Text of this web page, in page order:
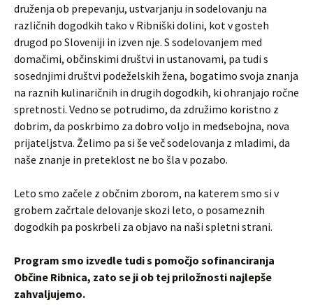
druženja ob prepevanju, ustvarjanju in sodelovanju na
različnih dogodkih tako v Ribniški dolini, kot v gosteh
drugod po Sloveniji in izven nje. S sodelovanjem med
domačimi, občinskimi društvi in ustanovami, pa tudi s
sosednjimi društvi podeželskih žena, bogatimo svoja znanja
na raznih kulinaričnih in drugih dogodkih, ki ohranjajo ročne
spretnosti. Vedno se potrudimo, da združimo koristno z
dobrim, da poskrbimo za dobro voljo in medsebojna, nova
prijateljstva. Želimo pa si še več sodelovanja z mladimi, da
naše znanje in preteklost ne bo šla v pozabo.
Leto smo začele z občnim zborom, na katerem smo si v
grobem začrtale delovanje skozi leto, o posameznih
dogodkih pa poskrbeli za objavo na naši spletni strani.
Program smo izvedle tudi s pomočjo sofinanciranja
Občine Ribnica, zato se ji ob tej priložnosti najlepše
zahvaljujemo.